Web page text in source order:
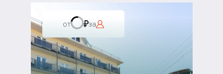
от за